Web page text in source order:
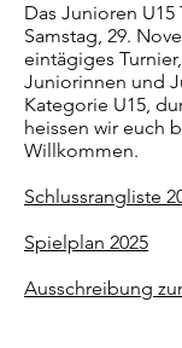
Das Junioren U15
Samstag, 29.
eintägiges
Juniorinnen und
Kategorie U15,
heissen wir euch
Willkommen.
Schlussrangliste
Spielplan 2025
Ausschreibung